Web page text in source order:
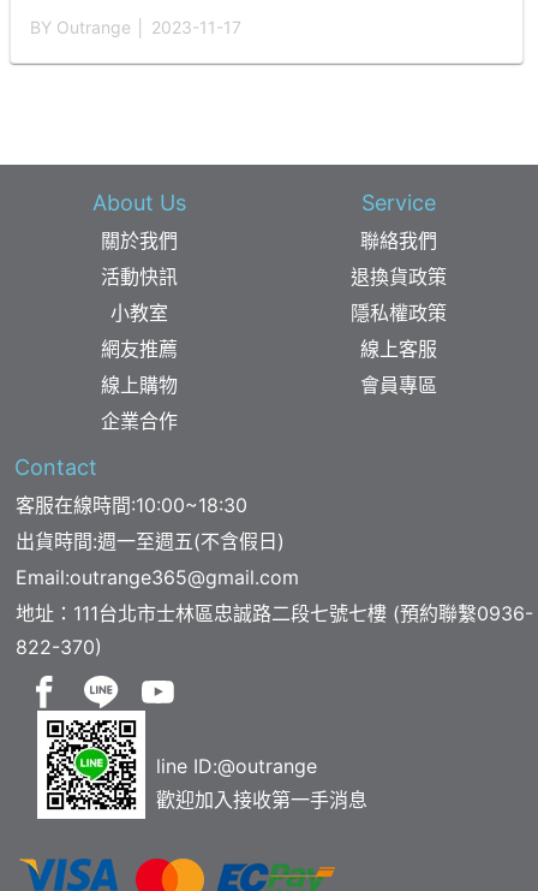
BY Outrange │ 2023-11-17
About Us
關於我們
活動快訊
小教室
網友推薦
線上購物
企業合作
Service
聯絡我們
退換貨政策
隱私權政策
線上客服
會員專區
Contact
客服在線時間:10:00~18:30
出貨時間:週一至週五(不含假日)
Email:outrange365@gmail.com
地址：111台北市士林區忠誠路二段七號七樓 (預約聯繫0936-
822-370)
line ID:@outrange
歡迎加入接收第一手消息